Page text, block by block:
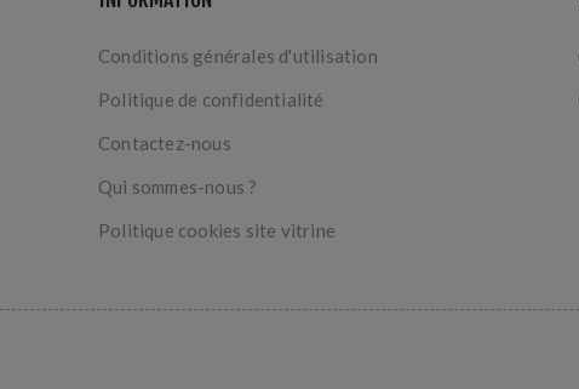
Conditions générales d'utilisation
Politique de confidentialité
Contactez-nous
Qui sommes-nous ?
Politique cookies site vitrine